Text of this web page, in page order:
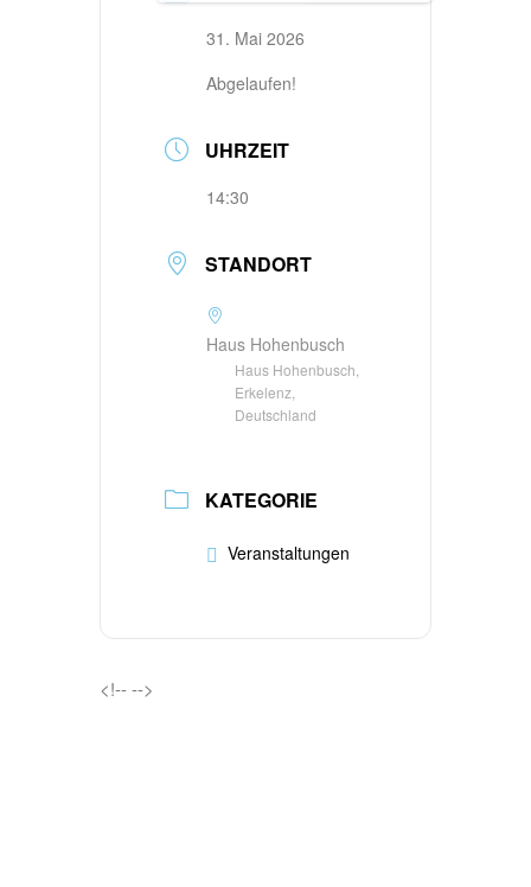
31. Mai 2026
Abgelaufen!
UHRZEIT
14:30
STANDORT
Haus Hohenbusch
Haus Hohenbusch,
Erkelenz,
Deutschland
KATEGORIE
Veranstaltungen
<!---->